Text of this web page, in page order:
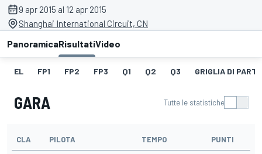
9 apr 2015 al 12 apr 2015
Shanghai International Circuit, CN
PanoramicaRisultatiVideo
EL FP1 FP2 FP3 Q1 Q2 Q3 GRIGLIA DI
GARA Tutte le statistiche
CLA PILOTA TEMPO PUNTI